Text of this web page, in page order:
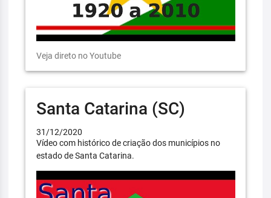
Veja direto no Youtube
Santa Catarina (SC)
31/12/2020
Vídeo com histórico de criação dos municípios no
estado de Santa Catarina.